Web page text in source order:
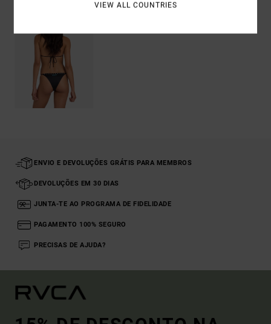
ENVIO E DEVOLUÇÕES GRÁTIS PARA MEMBROS
DEVOLUÇÕES EM 30 DIAS
JUNTA-TE AO PROGRAMA DE FIDELIDADE
PAGAMENTO 100% SEGURO
PRECISAS DE AJUDA?
VIEW ALL COUNTRIES